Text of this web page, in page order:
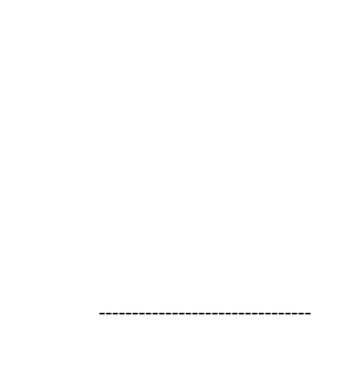
--------------------------------